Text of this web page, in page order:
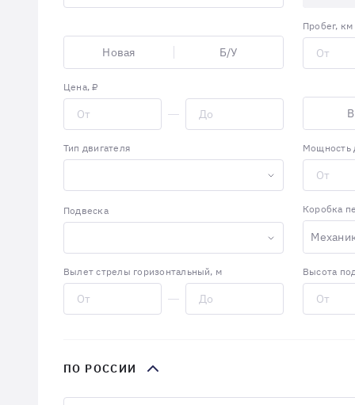
Новая Б/У
Пробег, км
Цена, ₽
Тип двигателя Мощность
Подвеска Коробка
Вылет стрелы горизонтальный, м Высота
ПО РОССИИ